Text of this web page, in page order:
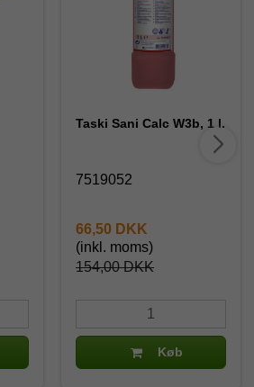
Taski Sani Calc W3b, 1 l.
7519052
154,00 DKK
66,50 DKK
(inkl. moms)
Køb